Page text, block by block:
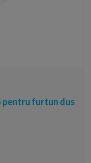
pentru furtun dus